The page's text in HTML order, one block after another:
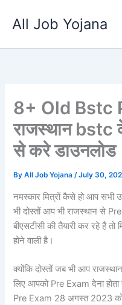
All Job Yojana
8+ Old Bstc
राजस्थान bstc
से करे डाउनलोड
ByAll Job Yojana/July 30,
नमस्कार मित्रों कैसे हो आप सभी
भी दोस्तों आप भी राजस्थान से
बीएसटीसी की तैयारी कर रहे हैं तो
होने वाली है।
क्योंकि दोस्तों जब भी आप
लिए आपको Pre Exam देना
Pre Exam 28 अगस्त 2023 को